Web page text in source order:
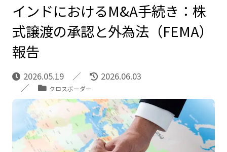
インドにおけるM&A手続き：株
式譲渡の承認と外為法（FEMA）
報告
2026.05.19 2026.06.03
クロスボーダー